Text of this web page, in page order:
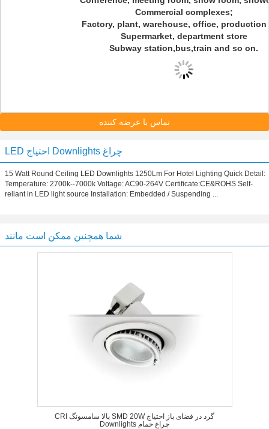
Commercial complexes;
Factory, plant, warehouse, office, production
Supermarket, department store
Subway station,bus,train and so on.
تماس با عرضه کننده
LED احتیاج Downlights چراغ
15 Watt Round Ceiling LED Downlights 1250Lm For Hotel Lighting Quick Detail:
Temperature: 2700k--7000k Voltage: AC90-264V Certificate:CE&ROHS Self-
reliant in LED light source Installation: Embedded / Suspending ...
شما همچنین ممکن است مانند
CRI بالا سامسونگ SMD 20W گرد در فضای باز احتیاج
Downlights چراغ حمام